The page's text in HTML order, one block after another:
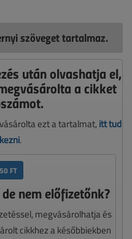
szöveget tartalmaz.
után olvashatja el,
a cikket
ezt a tartalmat, itt tud
.
FT
nem előfizetőnk?
megvásárolhatja és
cikkhez a későbbiekben